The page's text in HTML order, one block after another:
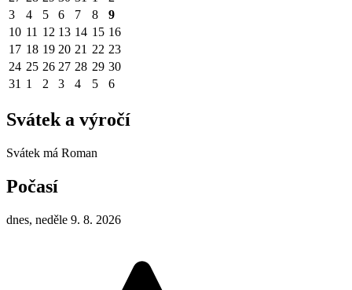
3
4 5 6 7 8
9
10 11 12 13 14 15 16
17 18 19 20 21 22 23
24 25 26 27 28 29 30
31 1 2 3 4 5 6
Svátek a výročí
Svátek má Roman
Počasí
dnes, neděle 9. 8. 2026